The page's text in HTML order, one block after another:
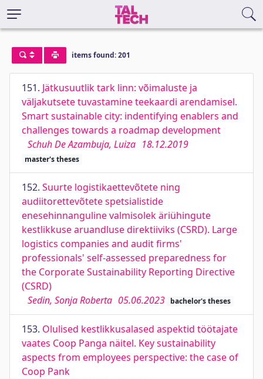
items found: 201
151. Jätkusuutlik tark linn: võimaluste ja
väljakutsete tuvastamine teekaardi arendamisel.
Smart sustainable city: indentifying enablers and
challenges towards a roadmap development
Schuh De Azambuja, Luiza 18.12.2019
master's theses
152. Suurte logistikaettevõtete ning
audiitorettevõtete spetsialistide
enesehinnanguline valmisolek äriühingute
kestlikkuse aruandluse direktiiviks (CSRD). Large
logistics companies and audit firms'
professionals' self-assessed preparedness for
the Corporate Sustainability Reporting Directive
(CSRD)
Sedin, Sonja Roberta 05.06.2023 bachelor's theses
153. Olulised kestlikkusalased aspektid töötajate
vaates Coop Panga näitel. Key sustainability
aspects from employees perspective: the case of
Coop Pank